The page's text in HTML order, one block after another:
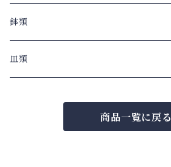
鉢類
皿類
商品一覧に戻る